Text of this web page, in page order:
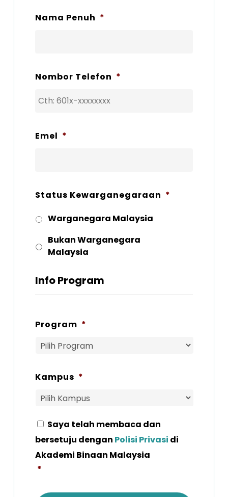
Nama Penuh *
Nombor Telefon *
Emel *
Status Kewarganegaraan *
Warganegara Malaysia
Bukan Warganegara
Malaysia
Info Program
Program *
Kampus *
Consent *
Saya telah membaca dan
bersetuju dengan Polisi Privasi di
Akademi Binaan Malaysia
*